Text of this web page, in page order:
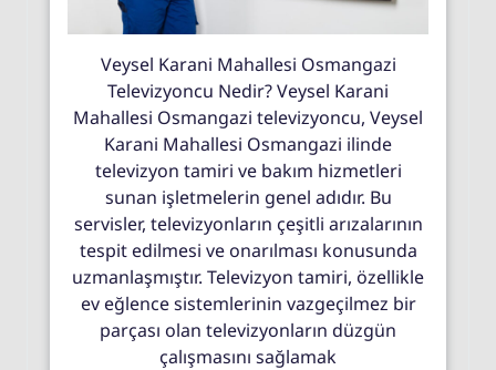
Veysel Karani Mahallesi Osmangazi
Televizyoncu Nedir? Veysel Karani
Mahallesi Osmangazi televizyoncu, Veysel
Karani Mahallesi Osmangazi ilinde
televizyon tamiri ve bakım hizmetleri
sunan işletmelerin genel adıdır. Bu
servisler, televizyonların çeşitli arızalarının
tespit edilmesi ve onarılması konusunda
uzmanlaşmıştır. Televizyon tamiri, özellikle
ev eğlence sistemlerinin vazgeçilmez bir
parçası olan televizyonların düzgün
çalışmasını sağlamak